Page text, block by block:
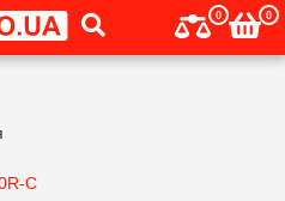
0 0
C